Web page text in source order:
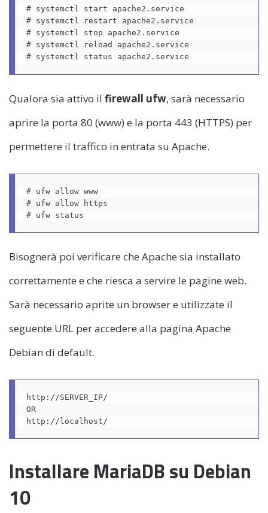
# systemctl start apache2.service
# systemctl restart apache2.service
# systemctl stop apache2.service
# systemctl reload apache2.service
# systemctl status apache2.service
Qualora sia attivo il firewall ufw, sarà necessario
aprire la porta 80 (www) e la porta 443 (HTTPS) per
permettere il traffico in entrata su Apache.
# ufw allow www
# ufw allow https
# ufw status
Bisognerà poi verificare che Apache sia installato
correttamente e che riesca a servire le pagine web.
Sarà necessario aprite un browser e utilizzate il
seguente URL per accedere alla pagina Apache
Debian di default.
http://SERVER_IP/
OR
http://localhost/
Installare MariaDB su Debian
10